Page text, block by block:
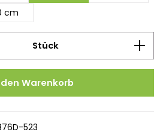
cm
Gib den gewünschten Wert
Stück
Warenkorb
523